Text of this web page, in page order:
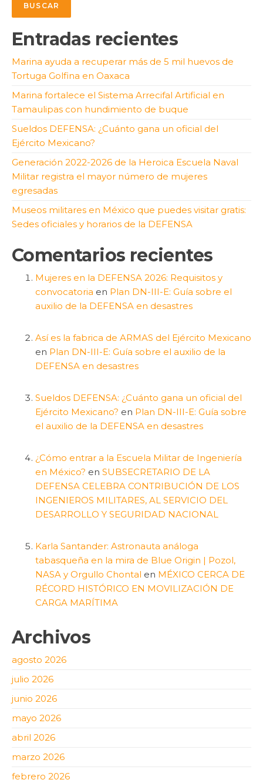
BUSCAR
Entradas recientes
Marina ayuda a recuperar más de 5 mil huevos de
Tortuga Golfina en Oaxaca
Marina fortalece el Sistema Arrecifal Artificial en
Tamaulipas con hundimiento de buque
Sueldos DEFENSA: ¿Cuánto gana un oficial del
Ejército Mexicano?
Generación 2022-2026 de la Heroica Escuela Naval
Militar registra el mayor número de mujeres
egresadas
Museos militares en México que puedes visitar gratis:
Sedes oficiales y horarios de la DEFENSA
Comentarios recientes
Mujeres en la DEFENSA 2026: Requisitos y
convocatoria en Plan DN-III-E: Guía sobre el
auxilio de la DEFENSA en desastres
Así es la fabrica de ARMAS del Ejército Mexicano
en Plan DN-III-E: Guía sobre el auxilio de la
DEFENSA en desastres
Sueldos DEFENSA: ¿Cuánto gana un oficial del
Ejército Mexicano? en Plan DN-III-E: Guía sobre
el auxilio de la DEFENSA en desastres
¿Cómo entrar a la Escuela Militar de Ingeniería
en México? en SUBSECRETARIO DE LA
DEFENSA CELEBRA CONTRIBUCIÓN DE LOS
INGENIEROS MILITARES, AL SERVICIO DEL
DESARROLLO Y SEGURIDAD NACIONAL
Karla Santander: Astronauta análoga
tabasqueña en la mira de Blue Origin | Pozol,
NASA y Orgullo Chontal en MÉXICO CERCA DE
RÉCORD HISTÓRICO EN MOVILIZACIÓN DE
CARGA MARÍTIMA
Archivos
agosto 2026
julio 2026
junio 2026
mayo 2026
abril 2026
marzo 2026
febrero 2026